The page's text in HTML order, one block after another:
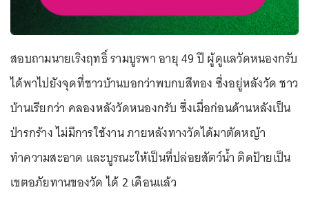
สอบถามนายเริงฤทธิ์ รามบูรพา อายุ 49 ปี ผู้ดูแลวัดหนองกรับ
ได้พาไปยังจุดที่ชาวบ้านบอกว่าพบกบสีทอง ซึ่งอยู่หลังวัด ชาว
บ้านเรียกว่า คลองหลังวัดหนองกรับ ซึ่งเมื่อก่อนด้านหลังเป็น
ป่ารกร้าง ไม่มีการใช้งาน ภายหลังทางวัดได้มาตัดหญ้า
ทำความสะอาด และบูรณะให้เป็นที่ปล่อยสัตว์น้ำ ติดป้ายเป็น
เขตอภัยทานของวัด ได้ 2 เดือนแล้ว